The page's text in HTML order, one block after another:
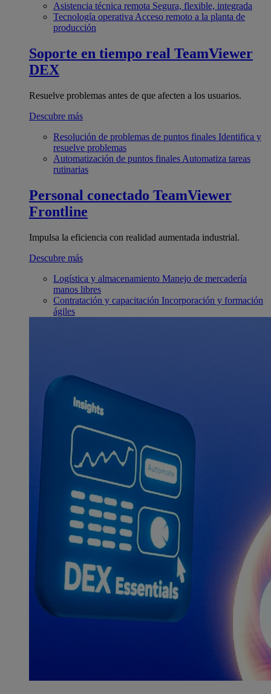
Asistencia técnica remota Segura, flexible, integrada
Tecnología operativa Acceso remoto a la planta de
producción
Soporte en tiempo real TeamViewer
DEX
Resuelve problemas antes de que afecten a los usuarios.
Descubre más
Resolución de problemas de puntos finales Identifica y
resuelve problemas
Automatización de puntos finales Automatiza tareas
rutinarias
Personal conectado TeamViewer
Frontline
Impulsa la eficiencia con realidad aumentada industrial.
Descubre más
Logística y almacenamiento Manejo de mercadería
manos libres
Contratación y capacitación Incorporación y formación
ágiles